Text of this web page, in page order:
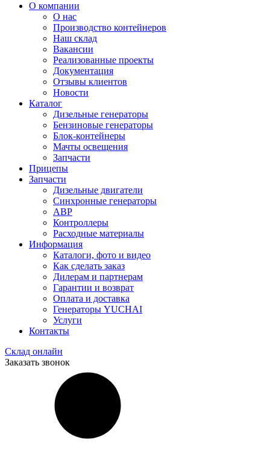
О компании
О нас
Производство контейнеров
Наш склад
Вакансии
Реализованные проекты
Документация
Отзывы клиентов
Новости
Каталог
Дизельные генераторы
Бензиновые генераторы
Блок-контейнеры
Мачты освещения
Запчасти
Прицепы
Запчасти
Дизельные двигатели
Синхронные генераторы
АВР
Контроллеры
Расходные материалы
Информация
Каталоги, фото и видео
Как сделать заказ
Дилерам и партнерам
Гарантии и возврат
Оплата и доставка
Генераторы YUCHAI
Услуги
Контакты
Склад онлайн
Заказать звонок